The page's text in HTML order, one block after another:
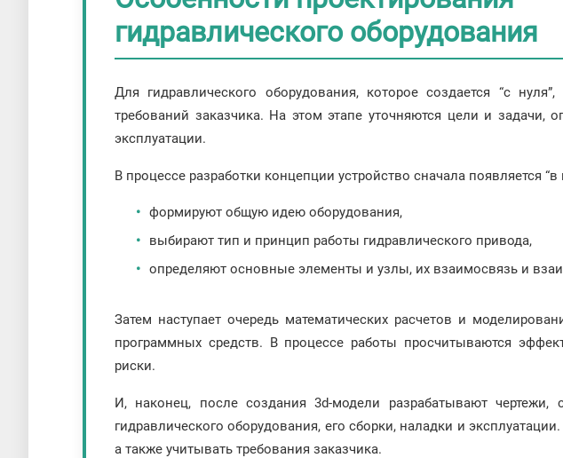
гидравлического оборудования
Для гидравлического оборудования, которое создается “с
требований заказчика. На этом этапе уточняются цели и задачи,
эксплуатации.
В процессе разработки концепции устройство сначала появляется
формируют общую идею оборудования,
выбирают тип и принцип работы гидравлического привода,
определяют основные элементы и узлы, их взаимосвязь и
Затем наступает очередь математических расчетов и
программных средств. В процессе работы просчитываются
риски.
И, наконец, после создания 3d-модели разрабатывают
гидравлического оборудования, его сборки, наладки и
а также учитывать требования заказчика.